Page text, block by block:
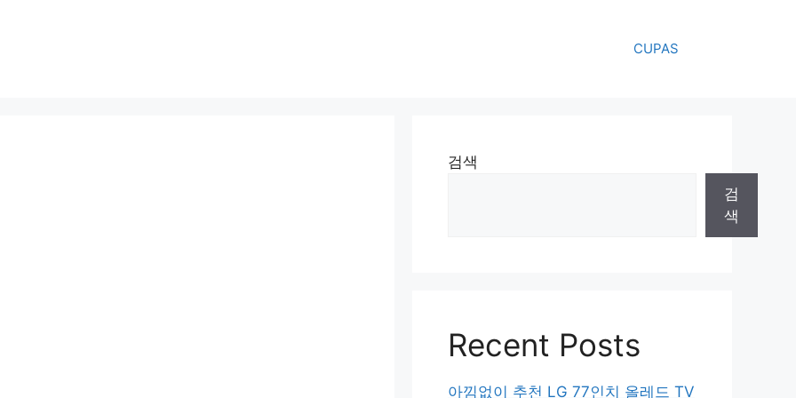
CUPAS
검색
검
색
Recent Posts
아낌없이 추천 LG 77인치 올레드 TV